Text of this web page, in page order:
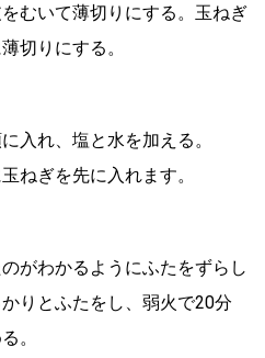
むいて薄切りにする。玉ねぎ
切りにする。
入れ、塩と水を加える。
ねぎを先に入れます。
がわかるようにふたをずらし
りとふたをし、弱火で20分
。